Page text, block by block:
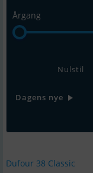
Årgang
Nulstil
Dagens nye
Dufour 38 Classic